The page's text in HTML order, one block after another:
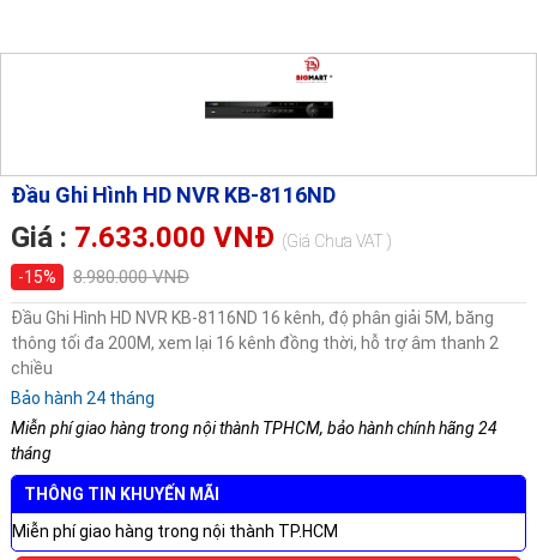
Đầu Ghi Hình HD NVR KB-8116ND
Giá : 7.633.000 VNĐ (Giá Chưa VAT )
-15%
8.980.000 VNĐ
Đầu Ghi Hình HD NVR KB-8116ND 16 kênh, độ phân giải 5M, băng
thông tối đa 200M, xem lại 16 kênh đồng thời, hỗ trợ âm thanh 2
chiều
Bảo hành 24 tháng
Miễn phí giao hàng trong nội thành TPHCM, bảo hành chính hãng 24
tháng
THÔNG TIN KHUYẾN MÃI
Miễn phí giao hàng trong nội thành TP.HCM